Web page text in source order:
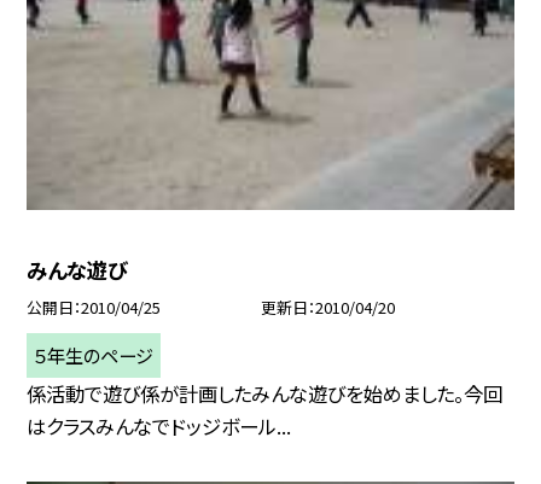
みんな遊び
公開日 2010/04/25 更新日 2010/04/20
５年生のページ
係活動で遊び係が計画したみんな遊びを始めました。今回
はクラスみんなでドッジボール...